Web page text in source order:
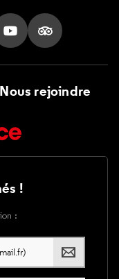
Tok
sur X
nous sur LinkedIn
Suivez nous sur
Suivez nous
Nous rejoindre
!
: